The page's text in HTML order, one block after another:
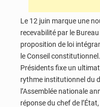
Le 12 juin marque une
recevabilité par le Bureau
proposition de loi
le Conseil
Présidents fixe un
rythme institutionnel du
l’Assemblée nationale
réponse du chef de